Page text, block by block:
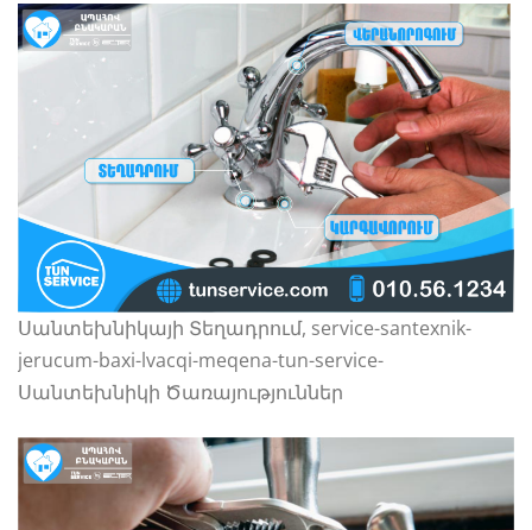
Սանտեխնիկայի Տեղադրում, service-santexnik-
jerucum-baxi-lvacqi-meqena-tun-service-
Սանտեխնիկի Ծառայություններ